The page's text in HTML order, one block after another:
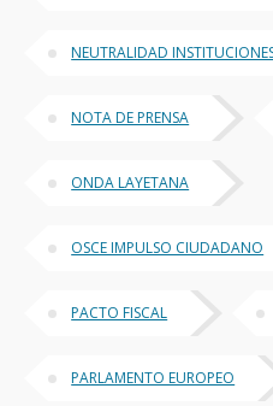
NEUTRALIDAD
NOTA DE PRENSA
ONDA LAYETANA
OSCE IMPULSO CIUDADANO
PACTO FISCAL
PARLAMENTO EUROPEO